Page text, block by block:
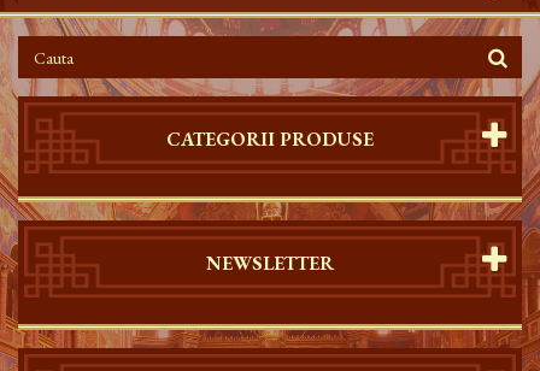
CATEGORII PRODUSE
NEWSLETTER